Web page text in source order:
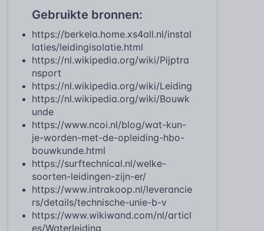
Gebruikte bronnen:
https://berkela.home.xs4all.nl/instal
laties/leidingisolatie.html
https://nl.wikipedia.org/wiki/Pijptra
nsport
https://nl.wikipedia.org/wiki/Leiding
https://nl.wikipedia.org/wiki/Bouwk
unde
https://www.ncoi.nl/blog/wat-kun-
je-worden-met-de-opleiding-hbo-
bouwkunde.html
https://surftechnical.nl/welke-
soorten-leidingen-zijn-er/
https://www.intrakoop.nl/leverancie
rs/details/technische-unie-b-v
https://www.wikiwand.com/nl/articl
es/Waterleiding